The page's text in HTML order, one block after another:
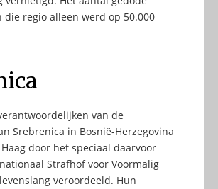
die regio alleen werd op 50.000
van de
Srebrenica in Bosnië-Herzegovina
door het speciaal daarvoor
Strafhof voor Voormalig
veroordeeld. Hun